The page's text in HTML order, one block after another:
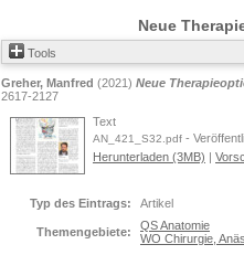
Neue
Tools
Greher, Manfred (2021) Neue
2617-2127
Text
AN_421_S32.pdf -
Herunterladen (3MB) |
Typ des Eintrags: Artikel
Themengebiete:
QS Anatomie
WO Chirurgie,